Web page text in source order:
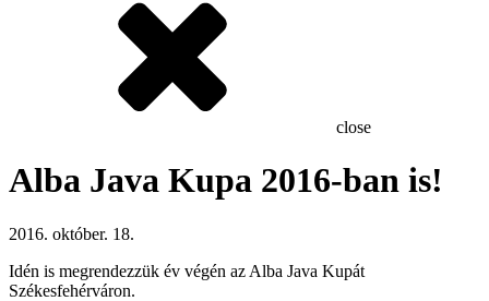
close
Alba Java Kupa 2016-ban is!
2016. október. 18.
Idén is megrendezzük év végén az Alba Java Kupát
Székesfehérváron.